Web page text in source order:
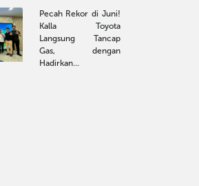
Pecah Rekor di Juni!
Kalla Toyota
Langsung Tancap
Gas, dengan
Hadirkan...